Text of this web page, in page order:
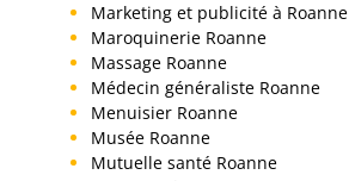
Marketing et publicité à Roanne
Maroquinerie Roanne
Massage Roanne
Médecin généraliste Roanne
Menuisier Roanne
Musée Roanne
Mutuelle santé Roanne